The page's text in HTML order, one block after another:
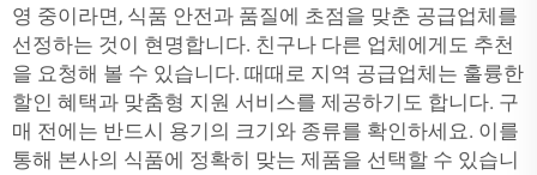
영 중이라면, 식품 안전과 품질에 초점을 맞춘 공급업체를
선정하는 것이 현명합니다. 친구나 다른 업체에게도 추천
을 요청해 볼 수 있습니다. 때때로 지역 공급업체는 훌륭한
할인 혜택과 맞춤형 지원 서비스를 제공하기도 합니다. 구
매 전에는 반드시 용기의 크기와 종류를 확인하세요. 이를
통해 본사의 식품에 정확히 맞는 제품을 선택할 수 있습니